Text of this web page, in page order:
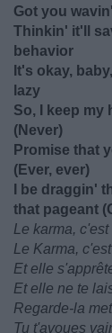
Got you
Thinkin' it'll
behavior
It's okay,
lazy
So, I keep my
(Never)
Promise that
(Ever, ever)
I be draggin'
that pageant
Le karma,
Le Karma,
Et elle
Et elle ne te
Regarde-la
Tu t'avoues